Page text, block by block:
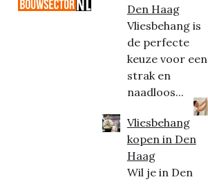
Den Haag
Vliesbehang is
de perfecte
keuze voor een
strak en
naadloos...
Vliesbehang
kopen in Den
Haag
Wil je in Den